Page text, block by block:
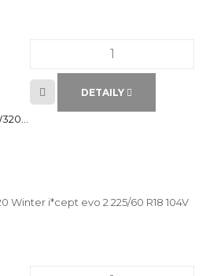
DETAILY
Winter i*cept evo 2 225/60 R18 104V